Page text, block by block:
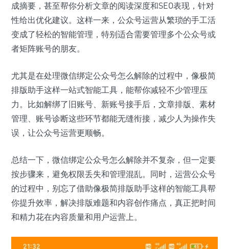
成摘要，甚至帮你分析文章的阅读深度和SEO表现，针对
性给出优化建议。这样一来，公众号运营从繁琐的手工活
变成了轻松的智能管理，特别适合需要管理多个公众号或
者矩阵账号的朋友。
尤其是在处理微信绑定公众号怎么解除的过程中，像极简
排版助手这样一站式智能工具，能帮你减轻不少管理压
力。比如解绑了旧账号、新账号接手后，文章排版、素材
管理、账号诊断这些环节都能无缝衔接，减少人为操作失
误，让公众号运营更顺畅。
总结一下，微信绑定公众号怎么解除并不复杂，但一定要
按步骤来，避免权限丢失和管理混乱。同时，运营公众号
的过程中，别忘了借助像极简排版助手这样的智能工具帮
你提升效率，解决排版难题和内容创作痛点，真正把时间
和精力花在内容质量和用户运营上。